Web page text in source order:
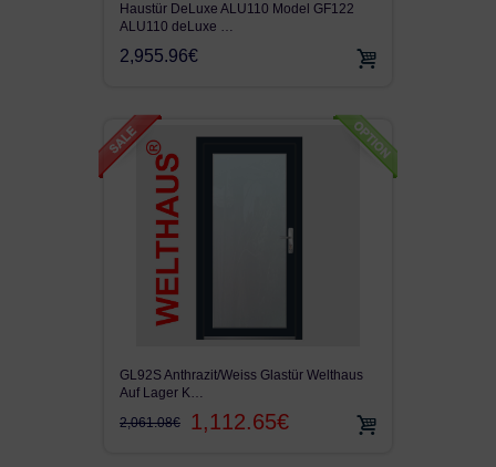
Haustür DeLuxe ALU110 Model GF122
ALU110 deLuxe …
2,955.96€
GL92S Anthrazit/Weiss Glastür Welthaus
Auf Lager K…
2,061.08€
1,112.65€